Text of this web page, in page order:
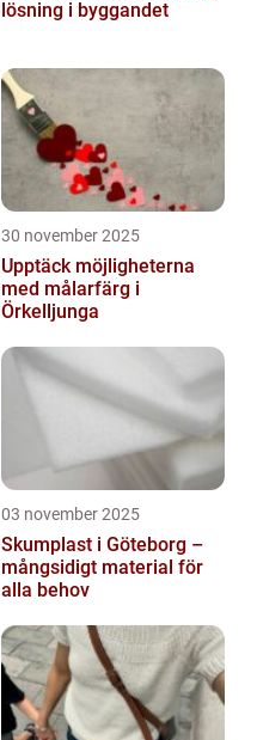
lösning i byggandet
30 november 2025
Upptäck möjligheterna
med målarfärg i
Örkelljunga
03 november 2025
Skumplast i Göteborg –
mångsidigt material för
alla behov